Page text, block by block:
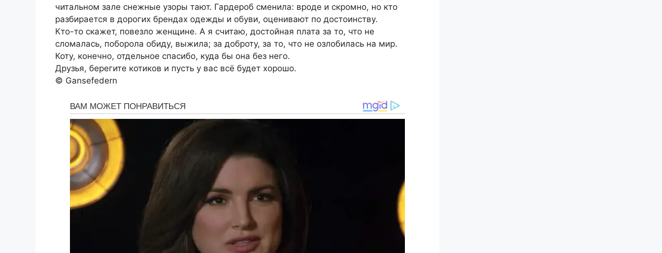
читальном зале снежные узоры тают. Гардероб сменила: вроде и скромно, но кто
разбирается в дорогих брендах одежды и обуви, оценивают по достоинству.
Кто-то скажет, повезло женщине. А я считаю, достойная плата за то, что не
сломалась, поборола обиду, выжила; за доброту, за то, что не озлобилась на мир.
Коту, конечно, отдельное спасибо, куда бы она без него.
Друзья, берегите котиков и пусть у вас всё будет хорошо.
© Gansefedern